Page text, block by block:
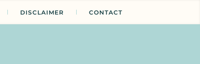
DISCLAIMER CONTACT